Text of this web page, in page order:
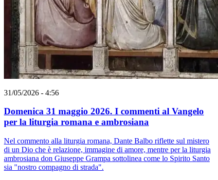
31/05/2026 - 4:56
Domenica 31 maggio 2026. I commenti al Vangelo
per la liturgia romana e ambrosiana
Nel commento alla liturgia romana, Dante Balbo riflette sul mistero
di un Dio che è relazione, immagine di amore, mentre per la liturgia
ambrosiana don Giuseppe Grampa sottolinea come lo Spirito Santo
sia "nostro compagno di strada".